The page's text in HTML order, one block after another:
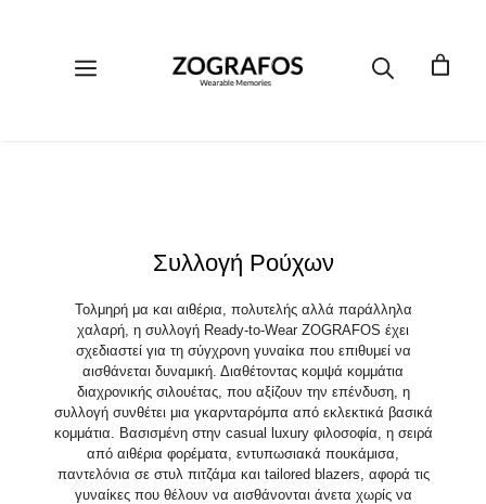
περιεχόμενοΜενού
Συλλογή Ρούχων
Τολμηρή μα και αιθέρια, πολυτελής αλλά παράλληλα
χαλαρή, η συλλογή Ready-to-Wear ZOGRAFOS έχει
σχεδιαστεί για τη σύγχρονη γυναίκα που επιθυμεί να
αισθάνεται δυναμική. Διαθέτοντας κομψά κομμάτια
διαχρονικής σιλουέτας, που αξίζουν την επένδυση, η
συλλογή συνθέτει μια γκαρνταρόμπα από εκλεκτικά βασικά
κομμάτια. Βασισμένη στην casual luxury φιλοσοφία, η σειρά
από αιθέρια φορέματα, εντυπωσιακά πουκάμισα,
παντελόνια σε στυλ πιτζάμα και tailored blazers, αφορά τις
γυναίκες που θέλουν να αισθάνονται άνετα χωρίς να